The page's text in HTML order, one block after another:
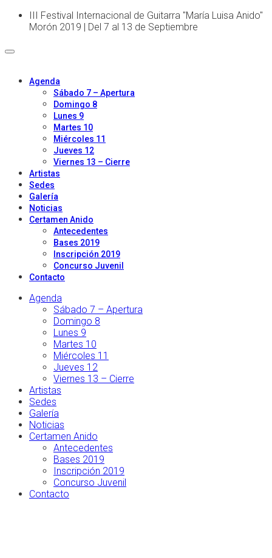
III Festival Internacional de Guitarra "María Luisa Anido"
Morón 2019 | Del 7 al 13 de Septiembre
Agenda
Sábado 7 – Apertura
Domingo 8
Lunes 9
Martes 10
Miércoles 11
Jueves 12
Viernes 13 – Cierre
Artistas
Sedes
Galería
Noticias
Certamen Anido
Antecedentes
Bases 2019
Inscripción 2019
Concurso Juvenil
Contacto
Agenda
Sábado 7 – Apertura
Domingo 8
Lunes 9
Martes 10
Miércoles 11
Jueves 12
Viernes 13 – Cierre
Artistas
Sedes
Galería
Noticias
Certamen Anido
Antecedentes
Bases 2019
Inscripción 2019
Concurso Juvenil
Contacto